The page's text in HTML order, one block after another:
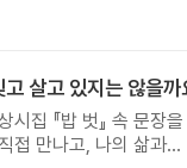
살고 있지는 않을까
시집 『밥 벗』 속 문장을
접 만나고, 나의 삶과